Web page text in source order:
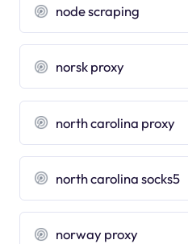
node scraping
norsk proxy
north carolina proxy
north carolina socks5
norway proxy